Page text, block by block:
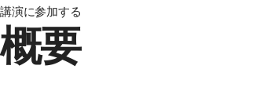
講演に参加する
概要